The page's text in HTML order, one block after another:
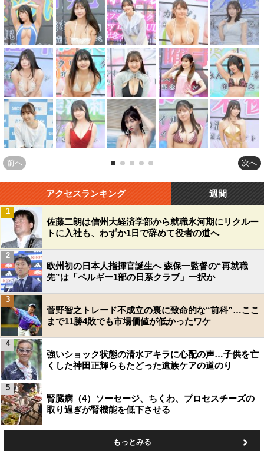
前へ 次へ
アクセスランキング 週間
佐藤二朗は信州大経済学部から就職氷河期にリクルー
トに入社も、わずか1日で辞めて役者の道へ
1
欧州初の日本人指揮官誕生へ 森保一監督の“再就職
先”は「ベルギー1部の日系クラブ」一択か
2
菅野智之トレード不成立の裏に致命的な“前科”…ここ
まで11勝4敗でも市場価値が低かったワケ
3
強いショック状態の清水アキラに心配の声…子供を亡
くした神田正輝らもたどった遺族ケアの道のり
4
腎臓病（4）ソーセージ、ちくわ、プロセスチーズの
取り過ぎが腎機能を低下させる
5
もっとみる